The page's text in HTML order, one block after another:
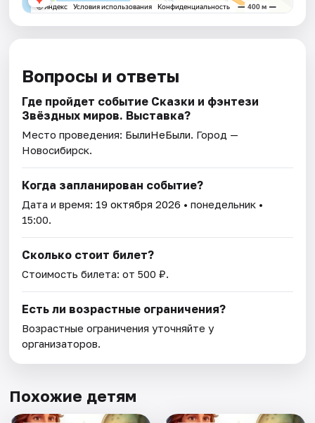
Вопросы и ответы
Где пройдет событие Сказки и фэнтези
Звёздных миров. Выставка?
Место проведения: БылиНеБыли. Город —
Новосибирск.
Когда запланирован событие?
Дата и время: 19 октября 2026 • понедельник •
15:00.
Сколько стоит билет?
Стоимость билета: от 500 ₽.
Есть ли возрастные ограничения?
Возрастные ограничения уточняйте у
организаторов.
Похожие детям